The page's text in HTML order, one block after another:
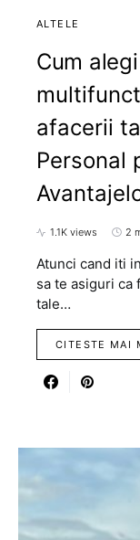
ALTELE
Cum
afacerii
Personal
1.1K views 2
Atunci cand iti
sa te asiguri ca
tale…
CITESTE MAI